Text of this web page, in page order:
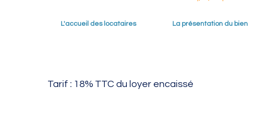
L'accueil des locataires La présentation du bien
Tarif : 18% TTC du loyer encaissé